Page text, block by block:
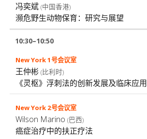
冯奕斌 (中国香港)
濒危野生动物保育：研究与展望
10:30–10:50
王仲彬 (比利时)
《灵枢》浮刺法的创新发展及临床应用
Wilson Marino (巴西)
癌症治疗中的扶正疗法